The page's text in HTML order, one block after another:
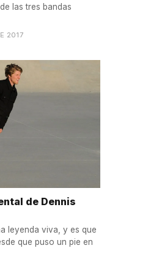
las tres bandas
2017
de Dennis
leyenda viva, y es que
que puso un pie en